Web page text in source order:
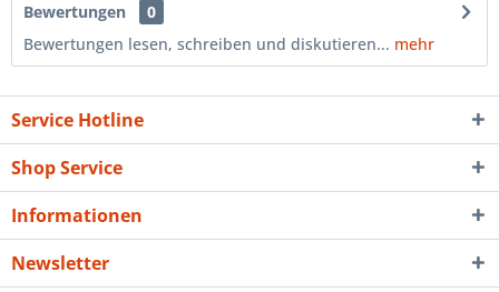
Bewertungen
0
Bewertungen lesen, schreiben und diskutieren... mehr
Service Hotline
Shop Service
Informationen
Newsletter